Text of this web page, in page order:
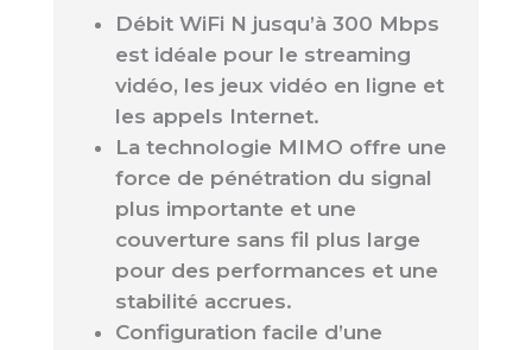
Débit WiFi N jusqu’à 300 Mbps
est idéale pour le streaming
vidéo, les jeux vidéo en ligne et
les appels Internet.
La technologie MIMO offre une
force de pénétration du signal
plus importante et une
couverture sans fil plus large
pour des performances et une
stabilité accrues.
Configuration facile d’une